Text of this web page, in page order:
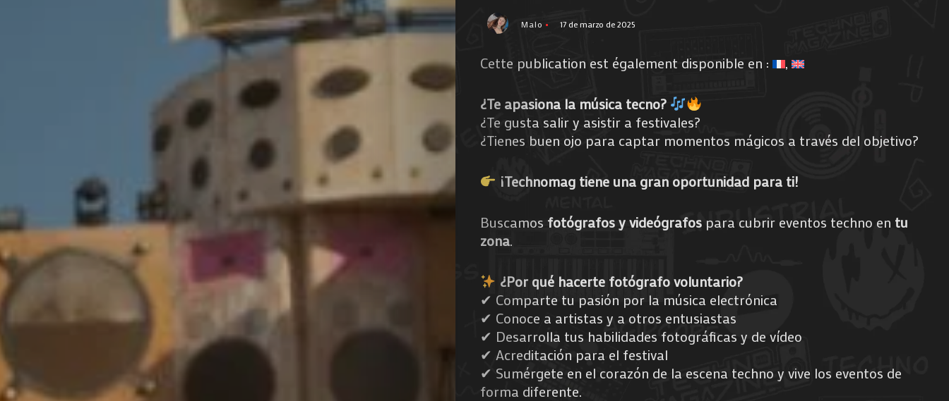
Malo 17 de marzo de 2025
Cette publication est également disponible en :
¿Te apasiona la música tecno?
¿Te gusta salir y asistir a festivales?
¿Tienes buen ojo para captar momentos mágicos a través del objetivo?
¡Technomag tiene una gran oportunidad para ti!
Buscamos fotógrafos y videógrafos para cubrir eventos techno en tu
zona.
¿Por qué hacerte fotógrafo voluntario?
✔ Comparte tu pasión por la música electrónica
✔ Conoce a artistas y a otros entusiastas
✔ Desarrolla tus habilidades fotográficas y de vídeo
✔ Acreditación para el festival
✔ Sumérgete en el corazón de la escena techno y vive los eventos de
forma diferente.